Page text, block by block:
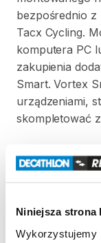
Niniejsza strona
Wykorzystujemy
bezpośrednio z
Tacx Cycling.
komputera PC
zakupienia
Smart. Vortex
urządzeniami​,​
skompletować
Zasady
Regulamin